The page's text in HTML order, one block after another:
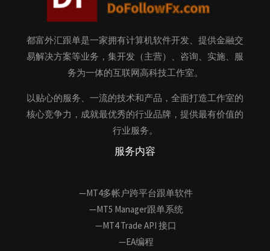
都富外汇跟单是一家拥有计算机软件开发、提供金融交
易解决方案等业务，集开发（主营）、咨询、实施、服
务为一体的互联网高科技工作室。
以贴心的服务、一流的技术和产品，全面打造工作室的
核心竞争力，成就最优秀的行业品牌，提供最有价值的
行业服务。
服务内容
—MT4多帐户跨平台跟单软件
—MT5 Manager跟单系统
—MT4 Trade API 接口
—EA编程